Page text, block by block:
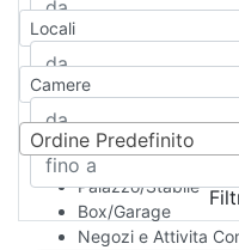
Attico/Mansarda
Rustico/Casale
Camera d'Albergo
Multiproprietà
Palazzo/Stabile
Box/Garage
Negozi e Attivita
Locali
Camere
Ordine Predefinito